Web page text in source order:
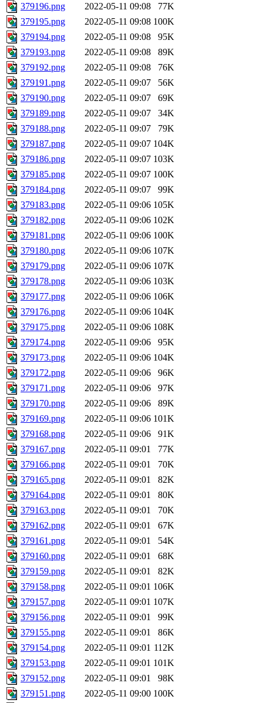
379196.png
2022-05-11 09:08
77K
379195.png
2022-05-11 09:08 100K
379194.png
2022-05-11 09:08
95K
379193.png
2022-05-11 09:08
89K
379192.png
2022-05-11 09:08
76K
379191.png
2022-05-11 09:07
56K
379190.png
2022-05-11 09:07
69K
379189.png
2022-05-11 09:07
34K
379188.png
2022-05-11 09:07
79K
379187.png
2022-05-11 09:07 104K
379186.png
2022-05-11 09:07 103K
379185.png
2022-05-11 09:07 100K
379184.png
2022-05-11 09:07
99K
379183.png
2022-05-11 09:06 105K
379182.png
2022-05-11 09:06 102K
379181.png
2022-05-11 09:06 100K
379180.png
2022-05-11 09:06 107K
379179.png
2022-05-11 09:06 107K
379178.png
2022-05-11 09:06 103K
379177.png
2022-05-11 09:06 106K
379176.png
2022-05-11 09:06 104K
379175.png
2022-05-11 09:06 108K
379174.png
2022-05-11 09:06
95K
379173.png
2022-05-11 09:06 104K
379172.png
2022-05-11 09:06
96K
379171.png
2022-05-11 09:06
97K
379170.png
2022-05-11 09:06
89K
379169.png
2022-05-11 09:06 101K
379168.png
2022-05-11 09:06
91K
379167.png
2022-05-11 09:01
77K
379166.png
2022-05-11 09:01
70K
379165.png
2022-05-11 09:01
82K
379164.png
2022-05-11 09:01
80K
379163.png
2022-05-11 09:01
70K
379162.png
2022-05-11 09:01
67K
379161.png
2022-05-11 09:01
54K
379160.png
2022-05-11 09:01
68K
379159.png
2022-05-11 09:01
82K
379158.png
2022-05-11 09:01 106K
379157.png
2022-05-11 09:01 107K
379156.png
2022-05-11 09:01
99K
379155.png
2022-05-11 09:01
86K
379154.png
2022-05-11 09:01 112K
379153.png
2022-05-11 09:01 101K
379152.png
2022-05-11 09:01
98K
379151.png
2022-05-11 09:00 100K